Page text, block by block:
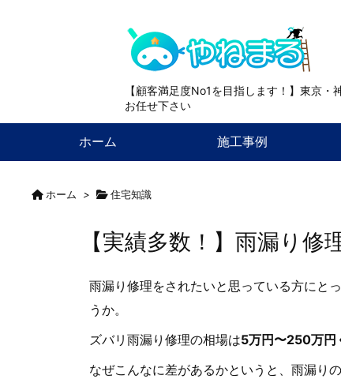
【顧客満足度No1を目指します！】東京
お任せ下さい
ホーム 施工事例
ホーム > 住宅知識
【実績多数！】雨漏り
雨漏り修理をされたいと思っている方にと
うか。
ズバリ雨漏り修理の相場は5万円〜250万円
なぜこんなに差があるかというと、雨漏り